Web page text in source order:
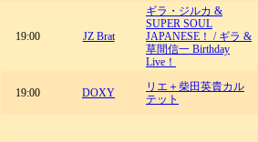
19:00 JZ Brat
ギラ・ジルカ &
SUPER SOUL
JAPANESE！ / ギラ &
草間信一 Birthday
Live！
19:00 DOXY
リエ＋柴田英貴カル
テット